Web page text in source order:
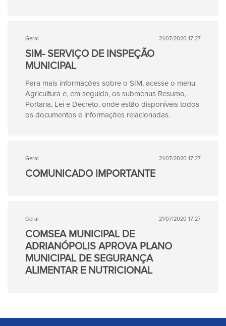
Geral 21/07/2020 17:27
SIM- SERVIÇO DE INSPEÇÃO
MUNICIPAL
Para mais informações sobre o SIM, acesse o menu
Agricultura e, em seguida, os submenus Resumo,
Portaria, Lei e Decreto, onde estão disponíveis todos
os documentos e informações relacionadas.
Geral 21/07/2020 17:27
COMUNICADO IMPORTANTE
Geral 21/07/2020 17:27
COMSEA MUNICIPAL DE
ADRIANÓPOLIS APROVA PLANO
MUNICIPAL DE SEGURANÇA
ALIMENTAR E NUTRICIONAL